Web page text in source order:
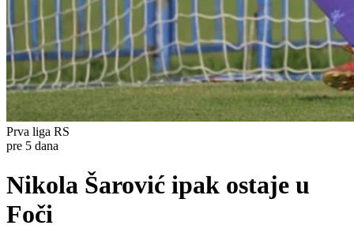
Prva liga RS
pre 5 dana
Nikola Šarović ipak ostaje u
Foči